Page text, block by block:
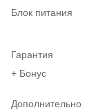
Блок питания
Гарантия
+ Бонус
Дополнительно